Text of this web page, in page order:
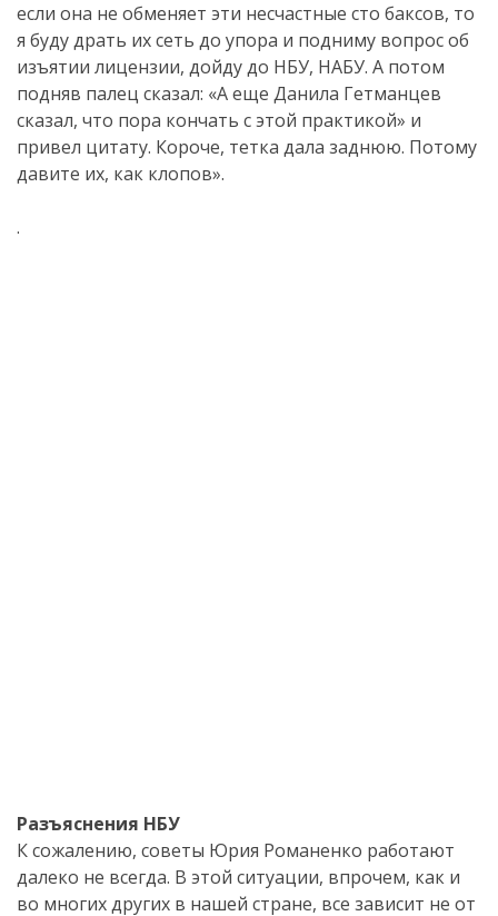
если она не обменяет эти несчастные сто баксов, то
я буду драть их сеть до упора и подниму вопрос об
изъятии лицензии, дойду до НБУ, НАБУ. А потом
подняв палец сказал: «А еще Данила Гетманцев
сказал, что пора кончать с этой практикой» и
привел цитату. Короче, тетка дала заднюю. Потому
давите их, как клопов».
.
Разъяснения НБУ
К сожалению, советы Юрия Романенко работают
далеко не всегда. В этой ситуации, впрочем, как и
во многих других в нашей стране, все зависит не от